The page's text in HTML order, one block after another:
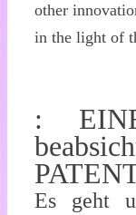
other
in the light of
:
Es geht